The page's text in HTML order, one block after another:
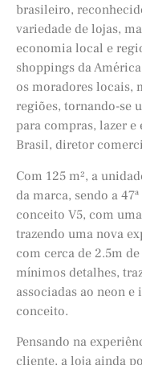
brasileiro,
variedade de lojas,
economia local e
shoppings da
os moradores locais,
regiões, tornando-se
para compras, lazer
Brasil, diretor
Com 125 m², a
da marca, sendo a
conceito V5, com
trazendo uma nova
com cerca de 2.5m
mínimos detalhes,
associadas ao neon
conceito.
Pensando na
cliente, a loja ainda